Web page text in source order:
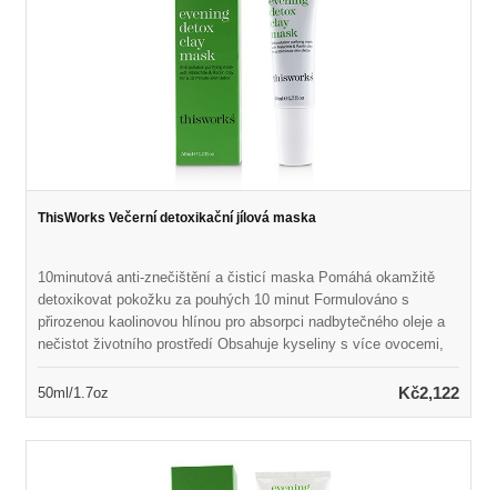
ThisWorks Večerní detoxikační jílová maska
10minutová anti-znečištění a čisticí maska Pomáhá okamžitě
detoxikovat pokožku za pouhých 10 minut Formulováno s
přirozenou kaolinovou hlínou pro absorpci nadbytečného oleje a
nečistot životního prostředí Obsahuje kyseliny s více ovocemi,
odlupovat pokožku podporou obratu buněk Naplněn drahocenným
50ml/1.7oz Kč2,122